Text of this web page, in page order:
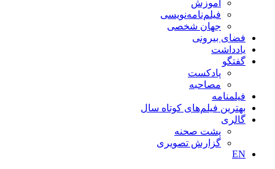
آموزش
فیلم‌نامه‌نویسی
جهان شخصی
فضای بیرونی
یادداشت
گفتگو
پادکست
مصاحبه
فیلمنامه
بهترین فیلم‌های کوتاه سال
گالری
پشت صحنه
گزارش تصویری
EN